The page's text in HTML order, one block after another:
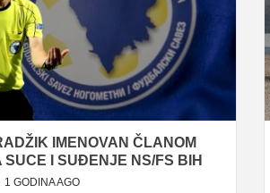
IMENOVAN ČLANOM
SUCE I SUĐENJE NS/FS BIH
1 GODINA AGO